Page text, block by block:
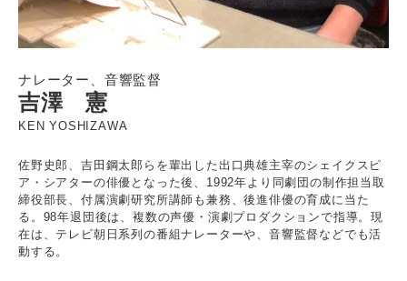
ナレーター、音響監督
吉澤 憲
KEN YOSHIZAWA
佐野史郎、吉田鋼太郎らを輩出した出口典雄主宰のシェイクスピ
ア・シアターの俳優となった後、1992年より同劇団の制作担当取
締役部長、付属演劇研究所講師も兼務、後進俳優の育成に当た
る。98年退団後は、複数の声優・演劇プロダクションで指導。現
在は、テレビ朝日系列の番組ナレーターや、音響監督などでも活
動する。